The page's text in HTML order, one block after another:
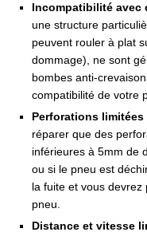
Incompatibilité avec
une structure
peuvent rouler à plat
dommage), ne sont
bombes anti-
compatibilité de votre
Perforations limitées
réparer que des
inférieures à 5mm de
ou si le pneu est
la fuite et vous
pneu.
Distance et vitesse